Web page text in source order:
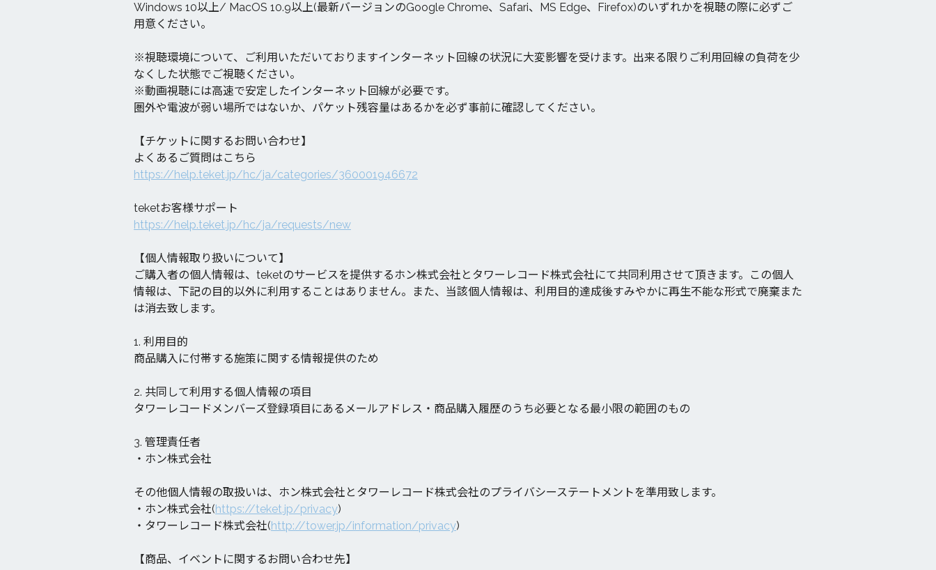
Windows 10以上/ MacOS 10.9以上(最新バージョンのGoogle Chrome、Safari、MS Edge、Firefox)のいずれかを視聴の際に必ずご
用意ください。
※視聴環境について、ご利用いただいておりますインターネット回線の状況に大変影響を受けます。出来る限りご利用回線の負荷を少
なくした状態でご視聴ください。
※動画視聴には高速で安定したインターネット回線が必要です。
圏外や電波が弱い場所ではないか、パケット残容量はあるかを必ず事前に確認してください。
【チケットに関するお問い合わせ】
よくあるご質問はこちら
https://help.teket.jp/hc/ja/categories/360001946672
teketお客様サポート
https://help.teket.jp/hc/ja/requests/new
【個人情報取り扱いについて】
ご購入者の個人情報は、teketのサービスを提供するホン株式会社とタワーレコード株式会社にて共同利用させて頂きます。この個人
情報は、下記の目的以外に利用することはありません。また、当該個人情報は、利用目的達成後すみやかに再生不能な形式で廃棄また
は消去致します。
1. 利用目的
商品購入に付帯する施策に関する情報提供のため
2. 共同して利用する個人情報の項目
タワーレコードメンバーズ登録項目にあるメールアドレス・商品購入履歴のうち必要となる最小限の範囲のもの
3. 管理責任者
・ホン株式会社
その他個人情報の取扱いは、ホン株式会社とタワーレコード株式会社のプライバシーステートメントを準用致します。
・ホン株式会社(https://teket.jp/privacy)
・タワーレコード株式会社(http://tower.jp/information/privacy)
【商品、イベントに関するお問い合わせ先】